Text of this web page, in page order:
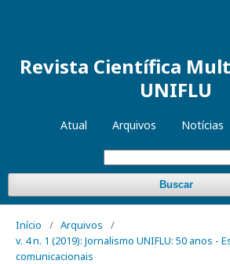
Revista Científica
UNIFLU
Atual Arquivos Notícias
Buscar
Início / Arquivos
/
v. 4 n. 1 (2019): Jornalismo UNIFLU: 50 anos -
comunicacionais